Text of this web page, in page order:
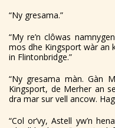
“Ny gresama.”
“My re’n clôwas
mos dhe Kingsport wàr an
in Flintonbridge.”
“Ny gresama màn. Gàn
Kingsport, de Merher an
dra mar sur vell ancow. Hag
“Col or’vy, Astell yw’n